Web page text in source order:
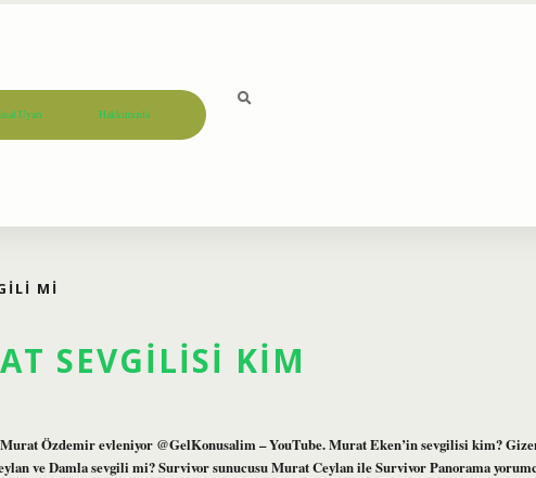
Uyarı Hakkımızda
MI
SEVGILISI KIM
Özdemir evleniyor @GelKonusalim – YouTube. Murat Eken’in sevgilisi kim?
ve Damla sevgili mi? Survivor sunucusu Murat Ceylan ile Survivor Panorama